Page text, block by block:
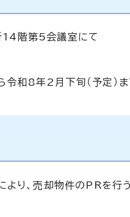
階第5会議室にて
和8年2月下旬（予定）ま
り、売却物件のPRを行う